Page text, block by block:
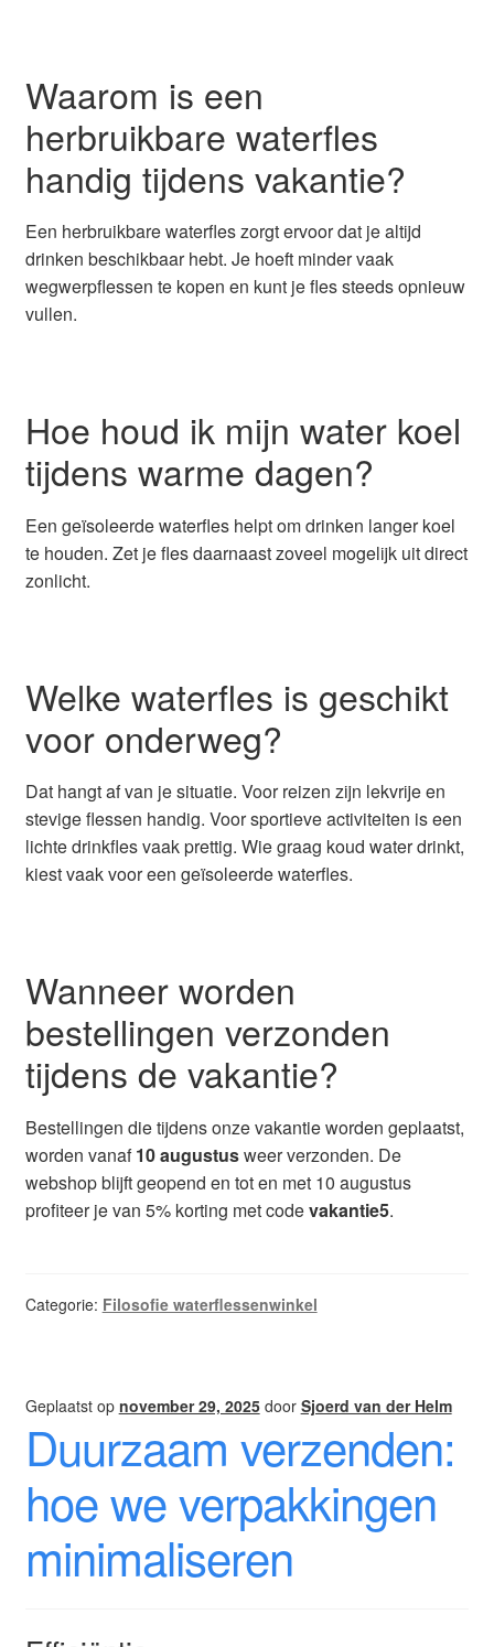
Waarom is een
herbruikbare waterfles
handig tijdens vakantie?
Een herbruikbare waterfles zorgt ervoor dat je altijd
drinken beschikbaar hebt. Je hoeft minder vaak
wegwerpflessen te kopen en kunt je fles steeds opnieuw
vullen.
Hoe houd ik mijn water koel
tijdens warme dagen?
Een geïsoleerde waterfles helpt om drinken langer koel
te houden. Zet je fles daarnaast zoveel mogelijk uit direct
zonlicht.
Welke waterfles is geschikt
voor onderweg?
Dat hangt af van je situatie. Voor reizen zijn lekvrije en
stevige flessen handig. Voor sportieve activiteiten is een
lichte drinkfles vaak prettig. Wie graag koud water drinkt,
kiest vaak voor een geïsoleerde waterfles.
Wanneer worden
bestellingen verzonden
tijdens de vakantie?
Bestellingen die tijdens onze vakantie worden geplaatst,
worden vanaf10 augustusweer verzonden. De
webshop blijft geopend en tot en met 10 augustus
profiteer je van 5% korting met codevakantie5.
Categorie: Filosofie waterflessenwinkel
Geplaatst op november 29, 2025 door Sjoerd van der Helm
Duurzaam verzenden:
hoe we verpakkingen
minimaliseren